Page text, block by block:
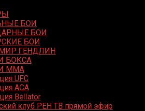
БОИ
БОИ
БОИ
ГЕНДЛИН
БОКСА
MMA
UFC
ACA
Bellator
клуб РЕН ТВ прямой эфир